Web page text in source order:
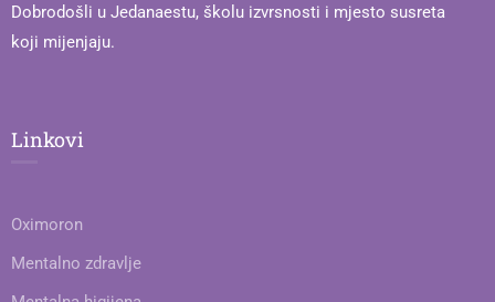
Dobrodošli u Jedanaestu, školu izvrsnosti i mjesto susreta
koji mijenjaju.
Linkovi
Oximoron
Mentalno zdravlje